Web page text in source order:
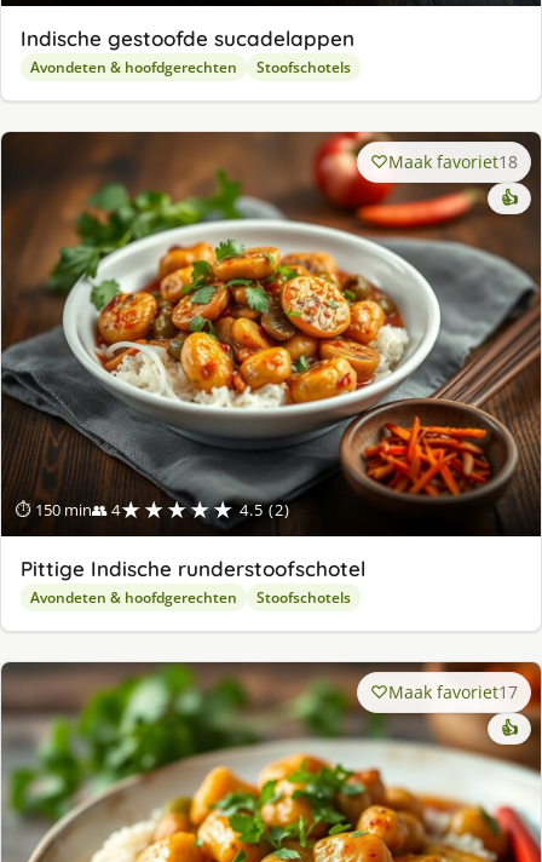
Indische gestoofde sucadelappen
Avondeten & hoofdgerechten Stoofschotels
⏱ 150 min👥 4★★★★★ 4.5 (2)
Maak favoriet18
👍
Pittige Indische runderstoofschotel
Avondeten & hoofdgerechten Stoofschotels
Maak favoriet17
👍